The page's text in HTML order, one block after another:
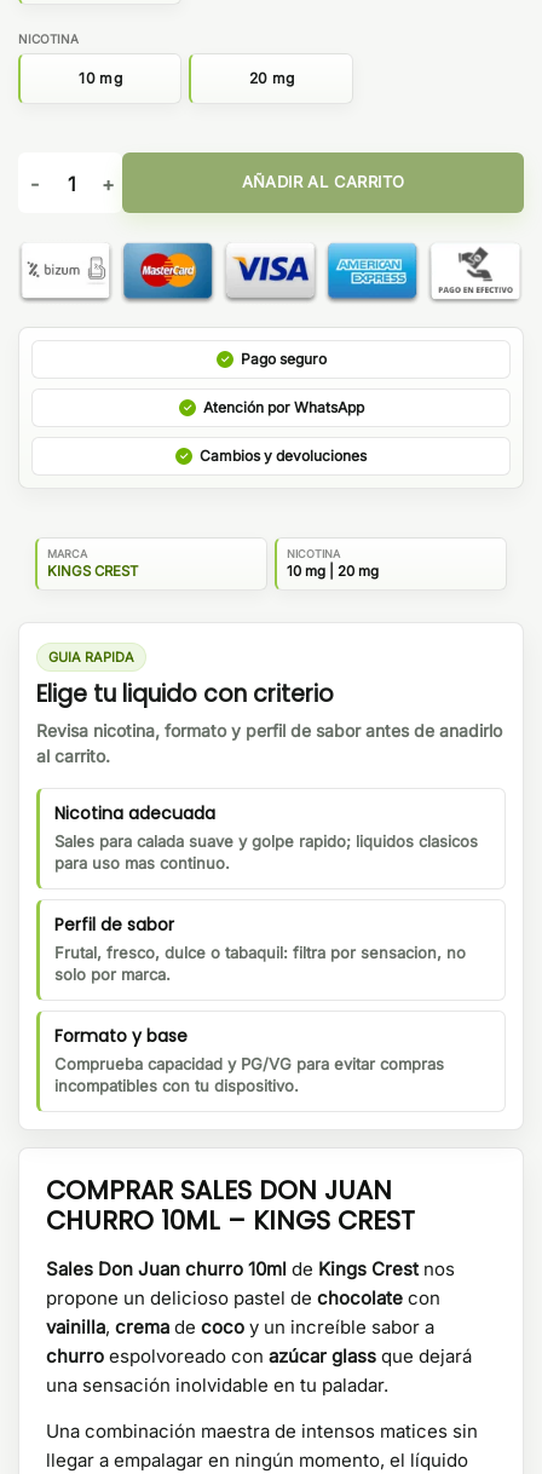
NICOTINA
10 mg 20 mg
SALES DON JUAN CHURRO - KINGS CREST cantidad
AÑADIR AL CARRITO
Pago seguro
Atención por WhatsApp
Cambios y devoluciones
MARCA
KINGS CREST
NICOTINA
10 mg | 20 mg
GUIA RAPIDA
Elige tu liquido con criterio
Revisa nicotina, formato y perfil de sabor antes de anadirlo
al carrito.
Nicotina adecuada
Sales para calada suave y golpe rapido; liquidos clasicos
para uso mas continuo.
Perfil de sabor
Frutal, fresco, dulce o tabaquil: filtra por sensacion, no
solo por marca.
Formato y base
Comprueba capacidad y PG/VG para evitar compras
incompatibles con tu dispositivo.
COMPRAR SALES DON JUAN
CHURRO 10ML – KINGS CREST
Sales Don Juan churro 10ml de Kings Crestnos
propone un delicioso pastel de chocolate con
vainilla, crema de coco y un increíble sabor a
churro espolvoreado con azúcar glass que dejará
una sensación inolvidable en tu paladar.
Una combinación maestra de intensos matices sin
llegar a empalagar en ningún momento, el líquido